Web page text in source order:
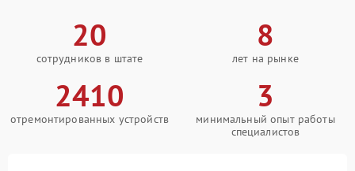
20
сотрудников в штате
8
лет на рынке
2410
отремонтированных устройств
3
минимальный опыт работы
специалистов